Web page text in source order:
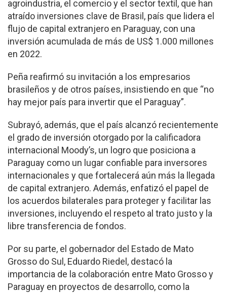
agroindustria, el comercio y el sector textil, que han
atraído inversiones clave de Brasil, país que lidera el
flujo de capital extranjero en Paraguay, con una
inversión acumulada de más de US$ 1.000 millones
en 2022.
Peña reafirmó su invitación a los empresarios
brasileños y de otros países, insistiendo en que “no
hay mejor país para invertir que el Paraguay”.
Subrayó, además, que el país alcanzó recientemente
el grado de inversión otorgado por la calificadora
internacional Moody’s, un logro que posiciona a
Paraguay como un lugar confiable para inversores
internacionales y que fortalecerá aún más la llegada
de capital extranjero. Además, enfatizó el papel de
los acuerdos bilaterales para proteger y facilitar las
inversiones, incluyendo el respeto al trato justo y la
libre transferencia de fondos.
Por su parte, el gobernador del Estado de Mato
Grosso do Sul, Eduardo Riedel, destacó la
importancia de la colaboración entre Mato Grosso y
Paraguay en proyectos de desarrollo, como la